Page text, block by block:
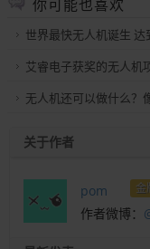
你可能也喜欢
世界最快无人机诞生 达
艾睿电子获奖的无人机
无人机还可以做什么？
关于作者
pom 金
作者微博：